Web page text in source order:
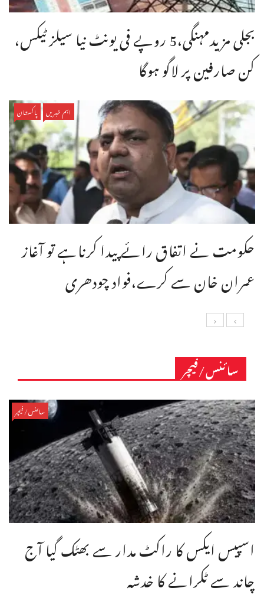
بجلی مزیدمہنگی،5 روپے فی یونٹ نیا سیلز ٹیکس،
کن صارفین پر لاگو ہوگا
اہم خبریں پاکستان
حکومت نے اتفاق رائے پیدا کرناہے تو آغاز
عمران خان سے کرے،فواد چودھری
سائنس/فیچر
سائنس/فیچر
اسپیس ایکس کا راکٹ مدار سے بھٹک گیا آج
چاند سے ٹکرانے کا خدشہ